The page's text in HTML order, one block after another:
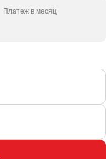
Платеж в месяц